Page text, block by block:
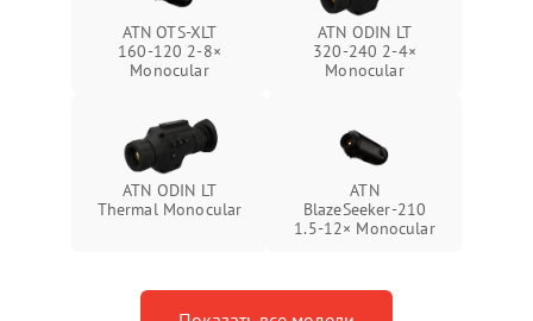
ATN OTS‑XLT
160‑120 2‑8×
Monocular
ATN ODIN LT
320‑240 2‑4×
Monocular
ATN ODIN LT
Thermal Monocular
ATN
BlazeSeeker‑210
1.5‑12× Monocular